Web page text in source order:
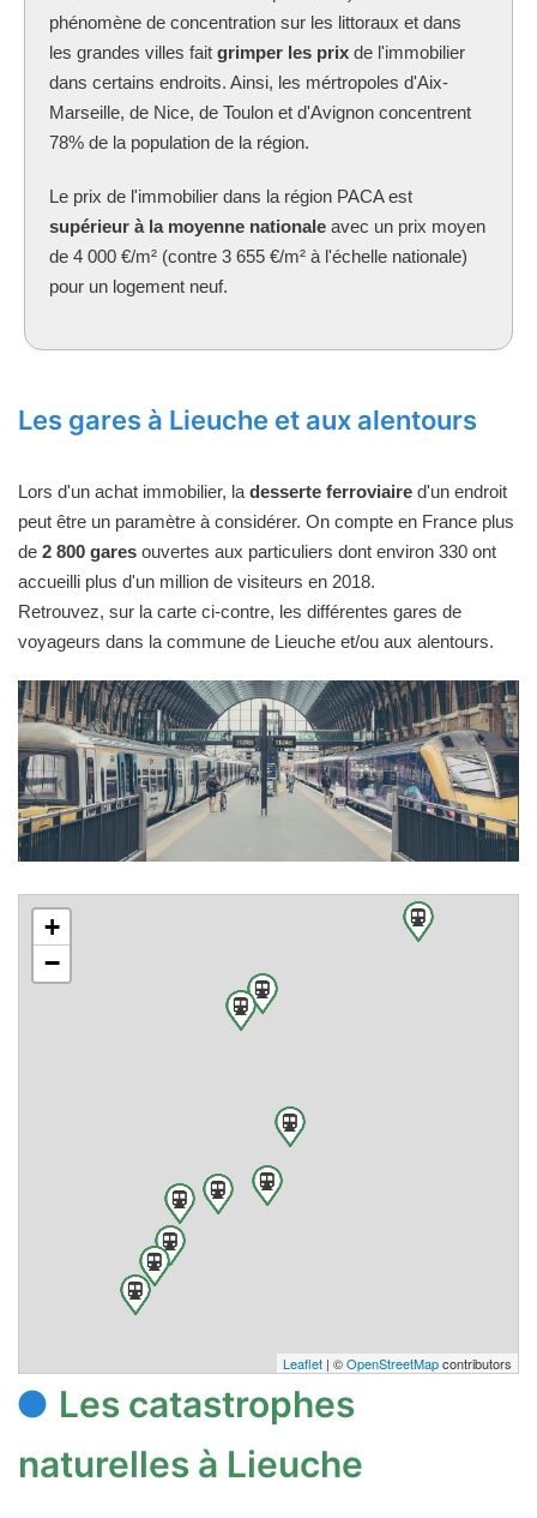
phénomène de concentration sur les littoraux et dans
les grandes villes fait grimper les prix de l'immobilier
dans certains endroits. Ainsi, les mértropoles d'Aix-
Marseille, de Nice, de Toulon et d'Avignon concentrent
78% de la population de la région.
Le prix de l'immobilier dans la région PACA est
supérieur à la moyenne nationale avec un prix moyen
de 4 000 €/m² (contre 3 655 €/m² à l'échelle nationale)
pour un logement neuf.
Les gares à Lieuche et aux alentours
Lors d'un achat immobilier, la desserte ferroviaire d'un endroit
peut être un paramètre à considérer. On compte en France plus
de 2 800 gares ouvertes aux particuliers dont environ 330 ont
accueilli plus d'un million de visiteurs en 2018.
Retrouvez, sur la carte ci-contre, les différentes gares de
voyageurs dans la commune de Lieuche et/ou aux alentours.
+
−
Leaflet | ©OpenStreetMapcontributors
Les catastrophes
naturelles à Lieuche